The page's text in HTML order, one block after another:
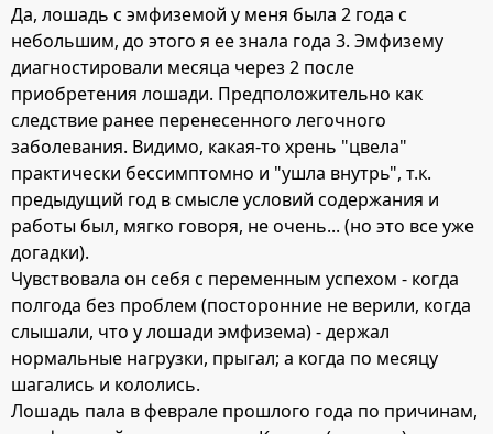
Да, лошадь с эмфиземой у меня была 2 года с
небольшим, до этого я ее знала года 3. Эмфизему
диагностировали месяца через 2 после
приобретения лошади. Предположительно как
следствие ранее перенесенного легочного
заболевания. Видимо, какая-то хрень "цвела"
практически бессимптомно и "ушла внутрь", т.к.
предыдущий год в смысле условий содержания и
работы был, мягко говоря, не очень... (но это все уже
догадки).
Чувствовала он себя с переменным успехом - когда
полгода без проблем (посторонние не верили, когда
слышали, что у лошади эмфизема) - держал
нормальные нагрузки, прыгал; а когда по месяцу
шагались и кололись.
Лошадь пала в феврале прошлого года по причинам,